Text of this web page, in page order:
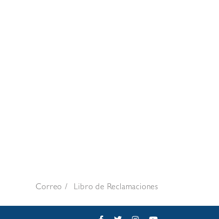
Correo Libro de Reclamaciones